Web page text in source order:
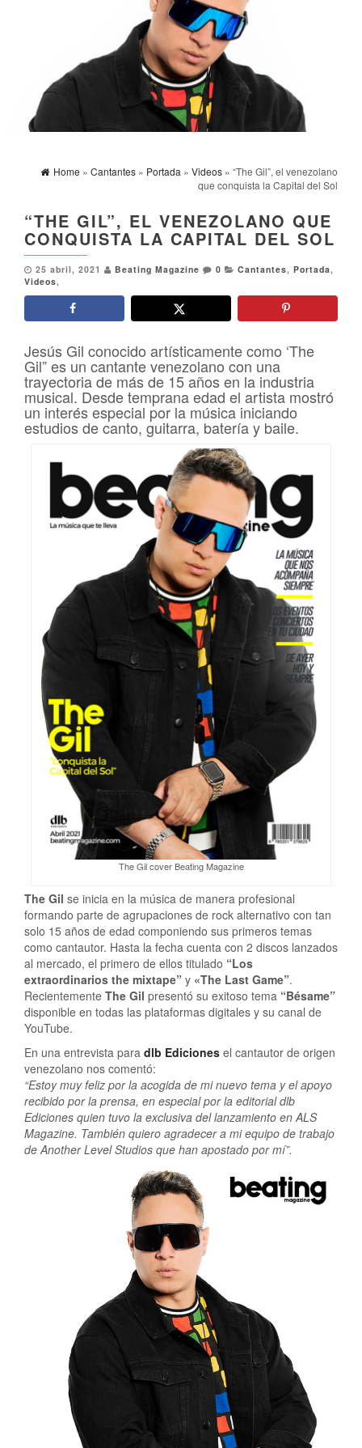
Home » Cantantes » Portada » Videos » “The Gil”, el venezolano
que conquista la Capital del Sol
“THE GIL”, EL VENEZOLANO QUE
CONQUISTA LA CAPITAL DEL SOL
25 abril, 2021 Beating Magazine 0 Cantantes, Portada,
Videos,
Jesús Gil conocido artísticamente como ‘The
Gil” es un cantante venezolano con una
trayectoria de más de 15 años en la industria
musical. Desde temprana edad el artista mostró
un interés especial por la música iniciando
estudios de canto, guitarra, batería y baile.
The Gil cover Beating Magazine
The Gil se inicia en la música de manera profesional
formando parte de agrupaciones de rock alternativo con tan
solo 15 años de edad componiendo sus primeros temas
como cantautor. Hasta la fecha cuenta con 2 discos lanzados
al mercado, el primero de ellos titulado “Los
extraordinarios the mixtape” y «The Last Game”.
Recientemente The Gil presentó su exitoso tema “Bésame”
disponible en todas las plataformas digitales y su canal de
YouTube.
En una entrevista para dlb Ediciones el cantautor de origen
venezolano nos comentó:
“Estoy muy feliz por la acogida de mi nuevo tema y el apoyo
recibido por la prensa, en especial por la editorial dlb
Ediciones quien tuvo la exclusiva del lanzamiento en ALS
Magazine. También quiero agradecer a mi equipo de trabajo
de Another Level Studios que han apostado por mí”.